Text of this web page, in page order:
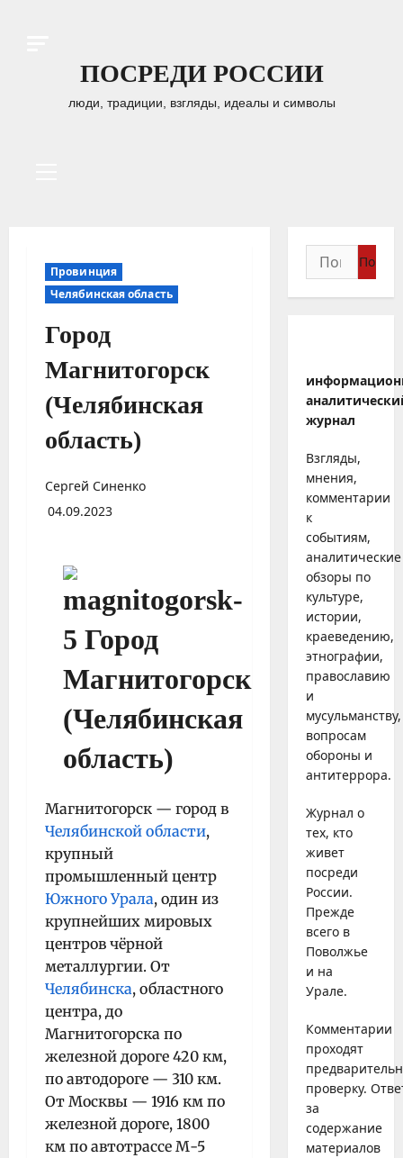
ПОСРЕДИ РОССИИ
люди, традиции, взгляды, идеалы и символы
Провинция
Челябинская область
Город
Магнитогорск
(Челябинская
область)
Сергей Синенко
04.09.2023
Магнитогорск — город в
Челябинской области,
крупный
промышленный центр
Южного Урала, один из
крупнейших мировых
центров чёрной
металлургии. От
Челябинска, областного
центра, до
Магнитогорска по
железной дороге 420 км,
по автодороге — 310 км.
От Москвы — 1916 км по
железной дороге, 1800
км по автотрассе М-5
Найти:
журнал
Взгляды,
мнения,
комментарии
к
событиям,
аналитические
обзоры по
культуре,
истории,
краеведению,
этнографии,
православию
и
мусульманству,
вопросам
обороны и
антитеррора.
Журнал о
тех, кто
живет
посреди
России.
Прежде
всего в
Поволжье
и на
Урале.
Комментарии
проходят
проверку.
за
содержание
материалов